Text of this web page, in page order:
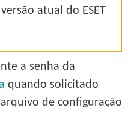
atual do ESET
a senha da
quando solicitado
de configuração